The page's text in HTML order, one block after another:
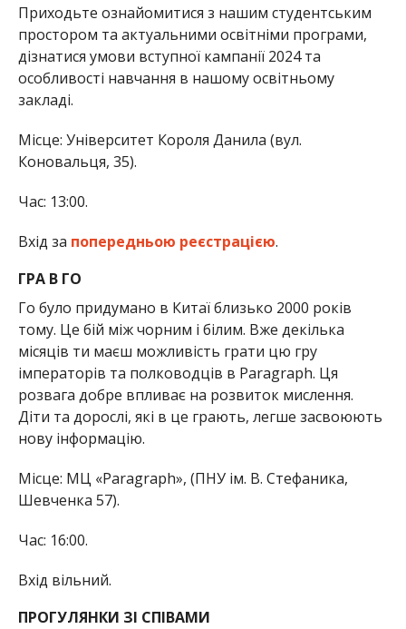
Приходьте ознайомитися з нашим студентським
простором та актуальними освітніми програми,
дізнатися умови вступної кампанії 2024 та
особливості навчання в нашому освітньому
закладі.
Місце: Університет Короля Данила (вул.
Коновальця, 35).
Час: 13:00.
Вхід за попередньою реєстрацією.
ГРА В ГО
Го було придумано в Китаї близько 2000 років
тому. Це бій між чорним і білим. Вже декілька
місяців ти маєш можливість грати цю гру
імператорів та полководців в Paragraph. Ця
розвага добре впливає на розвиток мислення.
Діти та дорослі, які в це грають, легше засвоюють
нову інформацію.
Місце: МЦ «Paragraph», (ПНУ ім. В. Стефаника,
Шевченка 57).
Час: 16:00.
Вхід вільний.
ПРОГУЛЯНКИ ЗІ СПІВАМИ